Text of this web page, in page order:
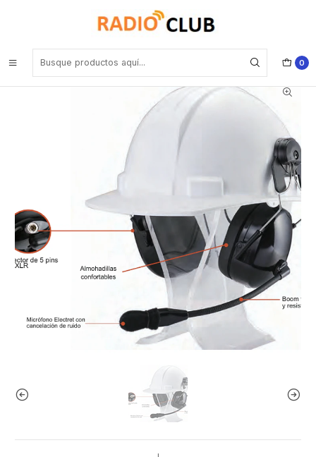
0
COMKIT CK-RAN3000HM Incluye QDC-K1 para Kenwood Diadema
de alto ruido para cascos de seguridad MSA con supresor de ruido